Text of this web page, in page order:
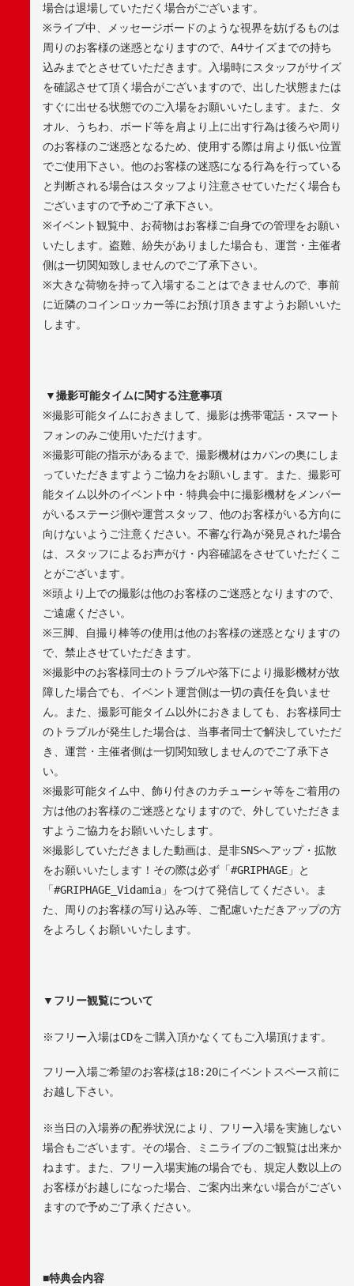
場合は退場していただく場合がございます。
※ライブ中、メッセージボードのような視界を妨げるものは
周りのお客様の迷惑となりますので、 A4サイズまでの持ち
込みまでとさせていただきます。入場時にスタッフがサイズ
を確認させて頂く場合がございますので、出した状態または
すぐに出せる状態でのご入場をお願いいたします。また、タ
オル、うちわ、ボード等を肩より上に出す行為は後ろや周り
のお客様のご迷惑となるため、使用する際は肩より低い位置
でご使用下さい。他のお客様の迷惑になる行為を行っている
と判断される場合はスタッフより注意させていただく場合も
ございますので予めご了承下さい。
※イベント観覧中、お荷物はお客様ご自身での管理をお願い
いたします。盗難、紛失がありました場合も、運営・主催者
側は一切関知致しませんのでご了承下さい。
※大きな荷物を持って入場することはできませんので、事前
に近隣のコインロッカー等にお預け頂きますようお願いいた
します。
▼撮影可能タイムに関する注意事項
※撮影可能タイムにおきまして、撮影は携帯電話・スマート
フォンのみご使用いただけます。
※撮影可能の指示があるまで、撮影機材はカバンの奥にしま
っていただきますようご協力をお願いします。また、撮影可
能タイム以外のイベント中・特典会中に撮影機材をメンバー
がいるステージ側や運営スタッフ、他のお客様がいる方向に
向けないようご注意ください。不審な行為が発見された場合
は、スタッフによるお声がけ・内容確認をさせていただくこ
とがございます。
※頭より上での撮影は他のお客様のご迷惑となりますので、
ご遠慮ください。
※三脚、自撮り棒等の使用は他のお客様の迷惑となりますの
で、禁止させていただきます。
※撮影中のお客様同士のトラブルや落下により撮影機材が故
障した場合でも、イベント運営側は一切の責任を負いませ
ん。また、撮影可能タイム以外におきましても、お客様同士
のトラブルが発生した場合は、当事者同士で解決していただ
き、運営・主催者側は一切関知致しませんのでご了承下さ
い。
※撮影可能タイム中、飾り付きのカチューシャ等をご着用の
方は他のお客様のご迷惑となりますので、外していただきま
すようご協力をお願いいたします。
※撮影していただきました動画は、是非SNSへアップ・拡散
をお願いいたします！その際は必ず「#GRIPHAGE 」と
「#GRIPHAGE_Vidamia 」をつけて発信してください。ま
た、周りのお客様の写り込み等、ご配慮いただきアップの方
をよろしくお願いいたします。
▼ フリー観覧について
※フリー入場はCDをご購入頂かなくてもご入場頂けます。
フリー入場ご希望のお客様は18:20にイベントスペース前に
お越し下さい。
※当日の入場券の配券状況により、フリー入場を実施しない
場合もございます。その場合、ミニライブのご観覧は出来か
ねます。また、フリー入場実施の場合でも、規定人数以上の
お客様がお越しになった場合、ご案内出来ない場合がござい
ますので予めご了承ください。
■特典会内容